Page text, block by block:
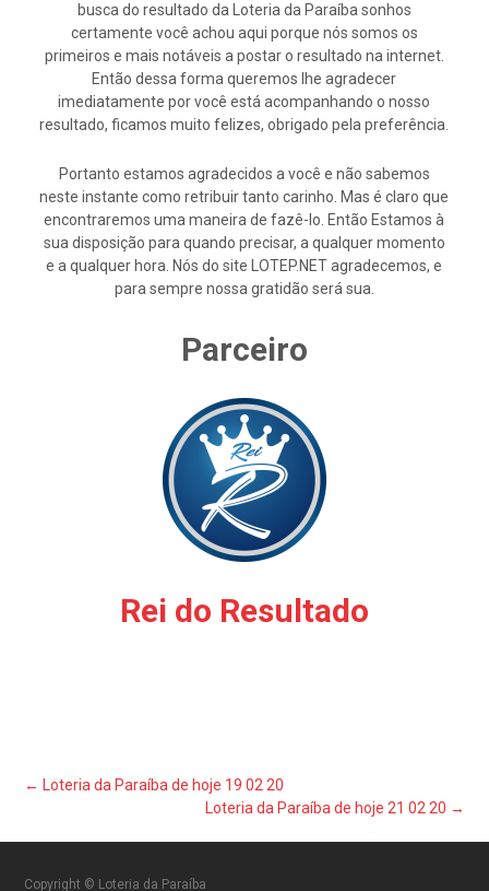
busca do resultado da Loteria da Paraíba sonhos
certamente você achou aqui porque nós somos os
primeiros e mais notáveis a postar o resultado na internet.
Então dessa forma queremos lhe agradecer
imediatamente por você está acompanhando o nosso
resultado, ficamos muito felizes, obrigado pela preferência.
Portanto estamos agradecidos a você e não sabemos
neste instante como retribuir tanto carinho. Mas é claro que
encontraremos uma maneira de fazê-lo. Então Estamos à
sua disposição para quando precisar, a qualquer momento
e a qualquer hora. Nós do site LOTEP.NET agradecemos, e
para sempre nossa gratidão será sua.
Parceiro
Rei do Resultado
Post
navigation
←
Loteria da Paraíba de hoje 19 02 20
Loteria da Paraíba de hoje 21 02 20 →
Copyright © Loteria da Paraíba